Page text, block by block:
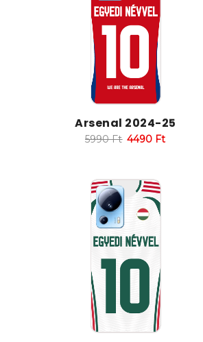
Arsenal 2024-25
5990Ft 4490 Ft